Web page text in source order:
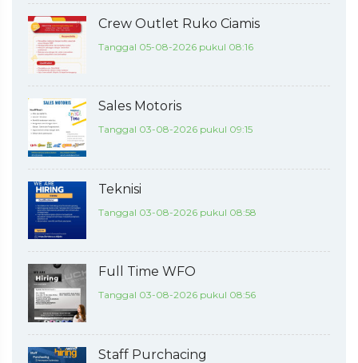
Crew Outlet Ruko Ciamis
Tanggal 05-08-2026 pukul 08:16
Sales Motoris
Tanggal 03-08-2026 pukul 09:15
Teknisi
Tanggal 03-08-2026 pukul 08:58
Full Time WFO
Tanggal 03-08-2026 pukul 08:56
Staff Purchacing